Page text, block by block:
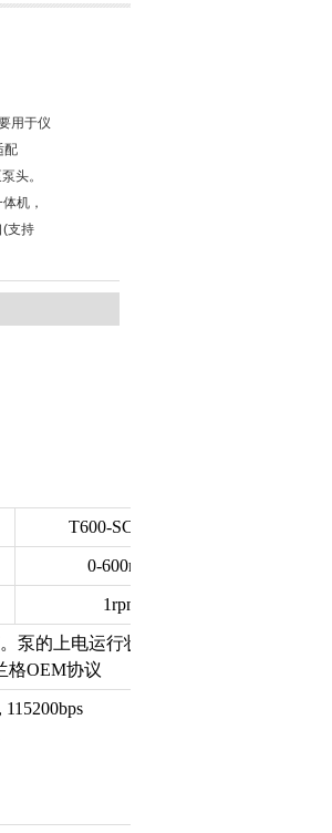
用于仪
配
头。
机，
(支持
T600-SC02-01
0-600rpm
1rpm
泵的上电运行状态可设。
格OEM协议